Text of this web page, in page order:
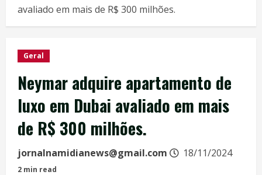
avaliado em mais de R$ 300 milhões.
Geral
Neymar adquire apartamento de
luxo em Dubai avaliado em mais
de R$ 300 milhões.
jornalnamidianews@gmail.com 18/11/2024
2 min read